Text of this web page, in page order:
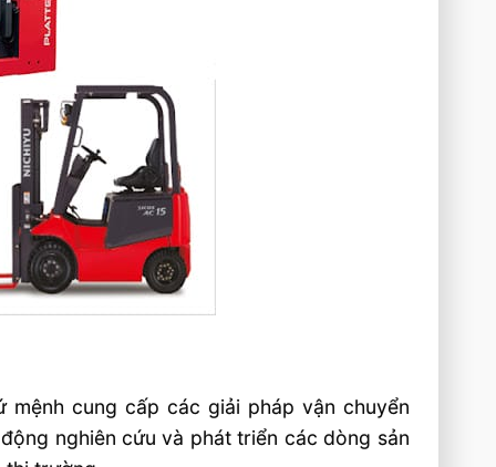
cung cấp các giải pháp vận chuyển
nghiên cứu và phát triển các dòng sản